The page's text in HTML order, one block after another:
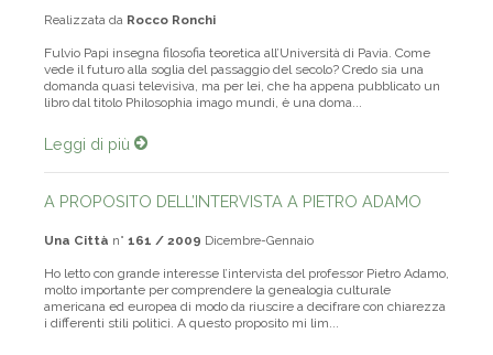
Realizzata da Rocco Ronchi
Fulvio Papi insegna filosofia teoretica all’Università di Pavia. Come
vede il futuro alla soglia del passaggio del secolo? Credo sia una
domanda quasi televisiva, ma per lei, che ha appena pubblicato un
libro dal titolo Philosophia imago mundi, è una doma...
Leggi di più
A PROPOSITO DELL’INTERVISTA A PIETRO ADAMO
Una Città n° 161 / 2009 Dicembre-Gennaio
Ho letto con grande interesse l’intervista del professor Pietro Adamo,
molto importante per comprendere la genealogia culturale
americana ed europea di modo da riuscire a decifrare con chiarezza
i differenti stili politici. A questo proposito mi lim...